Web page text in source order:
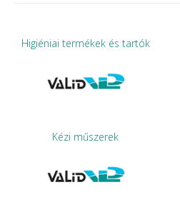
Higiéniai termékek és tartók
Kézi műszerek